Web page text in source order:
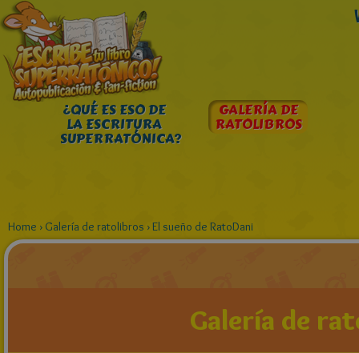
¿QUÉ ES ESO DE
LA ESCRITURA
SUPERRATÓNICA?
GALERÍA DE
RATOLIBROS
Home › Galería de ratolibros ›El sueño de RatoDani
Galería de